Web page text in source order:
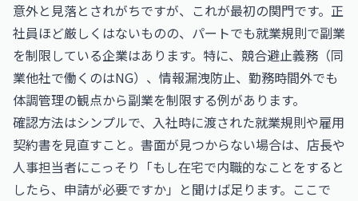
意外と見落とされがちですが、これが最初の関門です。正
社員ほど厳しくはないものの、パートでも就業規則で副業
を制限している企業はあります。特に、競合避止義務（同
業他社で働くのはNG）、情報漏洩防止、勤務時間外でも
体調管理の観点から副業を制限する例があります。
確認方法はシンプルで、入社時に渡された就業規則や雇用
契約書を見直すこと。書面が見つからない場合は、店長や
人事担当者にこっそり「もし在宅で内職的なことをすると
したら、申請が必要ですか」と聞けば足ります。ここで